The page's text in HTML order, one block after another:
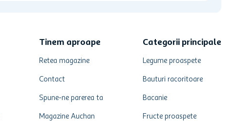
Tinem aproape
Retea magazine
Contact
Spune-ne parerea ta
Magazine Auchan
Categorii principale
Legume proaspete
Bauturi racoritoare
Bacanie
Fructe proaspete